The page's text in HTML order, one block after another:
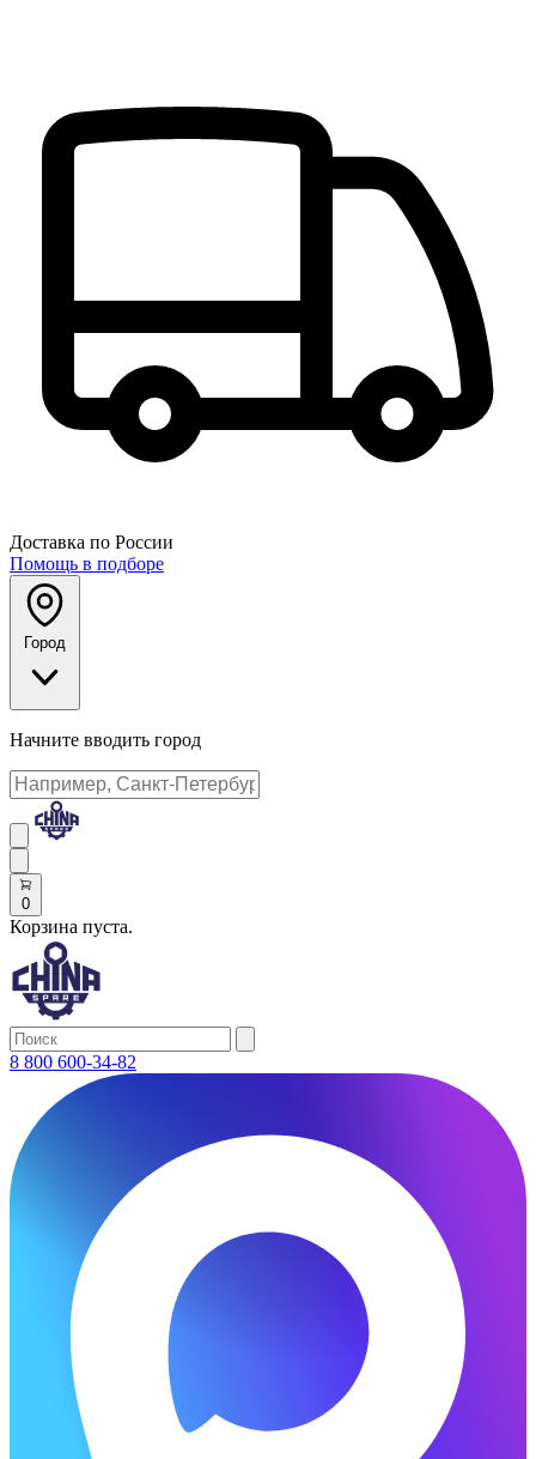
Доставка по России
Помощь в подборе
Город
Начните вводить город
0
Корзина пуста.
8 800 600-34-82